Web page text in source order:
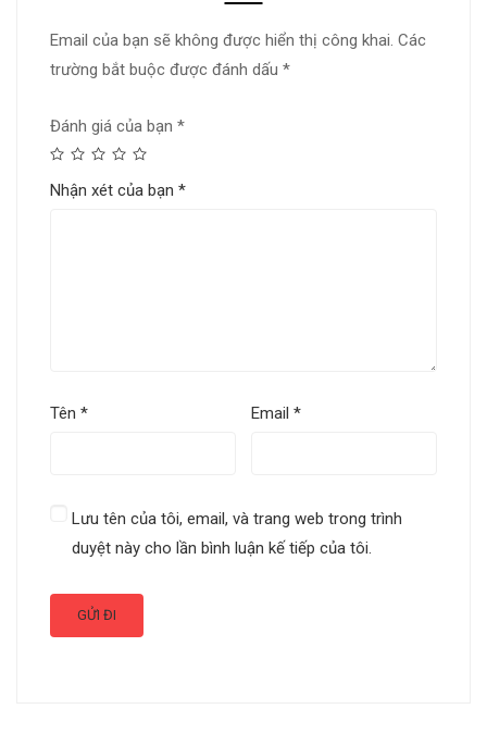
Email của bạn sẽ không được hiển thị công khai. Các
trường bắt buộc được đánh dấu *
Đánh giá của bạn *
Nhận xét của bạn *
Tên * Email*
Lưu tên của tôi, email, và trang web trong trình
duyệt này cho lần bình luận kế tiếp của tôi.